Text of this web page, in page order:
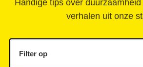
Handige tips over
verhalen uit onze
Filter op